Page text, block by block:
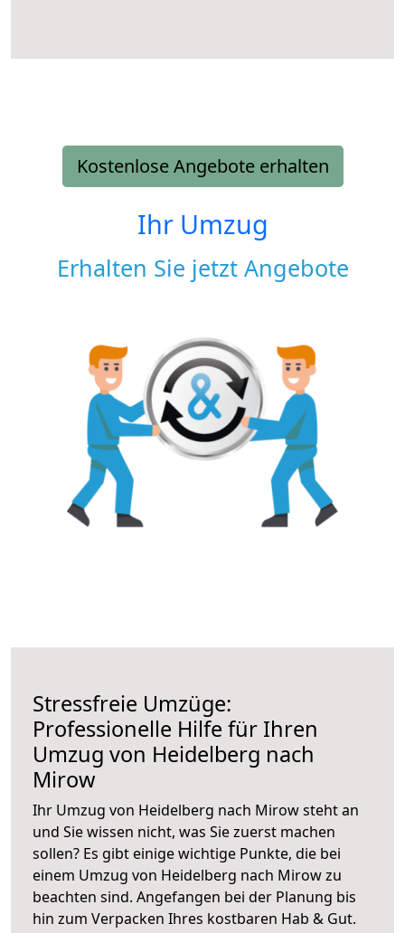
Kostenlose Angebote erhalten
Ihr Umzug
Erhalten Sie jetzt Angebote
Stressfreie Umzüge:
Professionelle Hilfe für Ihren
Umzug von Heidelberg nach
Mirow
Ihr Umzug von Heidelberg nach Mirow steht an
und Sie wissen nicht, was Sie zuerst machen
sollen? Es gibt einige wichtige Punkte, die bei
einem Umzug von Heidelberg nach Mirow zu
beachten sind. Angefangen bei der Planung bis
hin zum Verpacken Ihres kostbaren Hab & Gut.